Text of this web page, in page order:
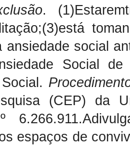
.
ansiedade social
Social
(CEP) da
espaços de